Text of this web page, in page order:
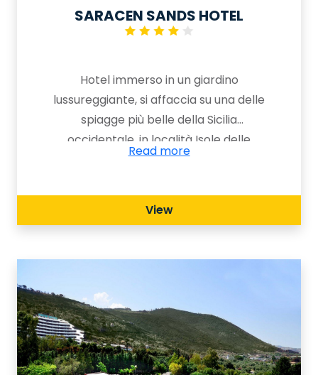
SARACEN SANDS HOTEL
Hotel immerso in un giardino
lussureggiante, si affaccia su una delle
spiagge più belle della Sicilia
occidentale, in località Isole delle
Femmine, offre il giusto compromesso
vacanza in famiglia, in coppia o in
gruppo. Per te che vuoi rendere unica
Read more
View